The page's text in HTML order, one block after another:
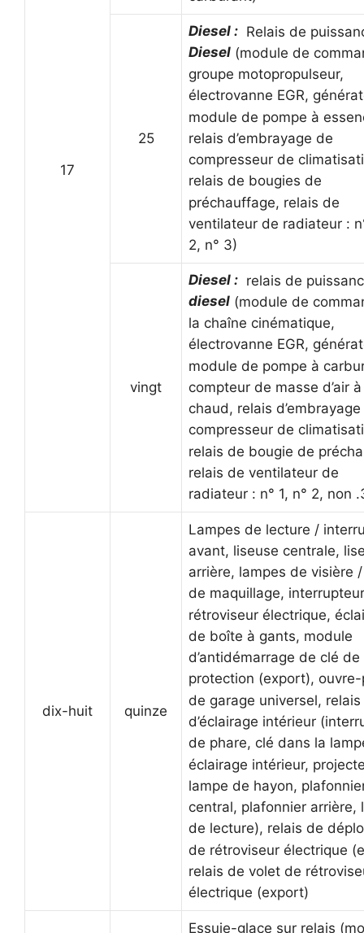
17
25
Diesel : Relais de
Diesel (module de
groupe motopropulseur,
électrovanne EGR,
module de pompe à
relais d’embrayage de
compresseur de
relais de bougies de
préchauffage, relais de
ventilateur de radiateur :
2, n° 3)
vingt
Diesel : relais de
diesel (module de
la chaîne cinématique,
électrovanne EGR,
module de pompe à
compteur de masse d’air
chaud, relais
compresseur de
relais de bougie de
relais de ventilateur de
radiateur : n° 1, n° 2, non
dix-huit quinze
Lampes de lecture /
avant, liseuse centrale,
arrière, lampes de visière
de maquillage,
rétroviseur électrique,
de boîte à gants, module
d’antidémarrage de clé de
protection (export),
de garage universel, relais
d’éclairage intérieur
de phare, clé dans la
éclairage intérieur,
lampe de hayon,
central, plafonnier arrière,
de lecture), relais de
de rétroviseur électrique
relais de volet de
électrique (export)
Essuie-glace sur relais